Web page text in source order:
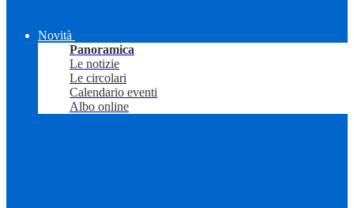
Novità
Panoramica
Le notizie
Le circolari
Calendario eventi
Albo online